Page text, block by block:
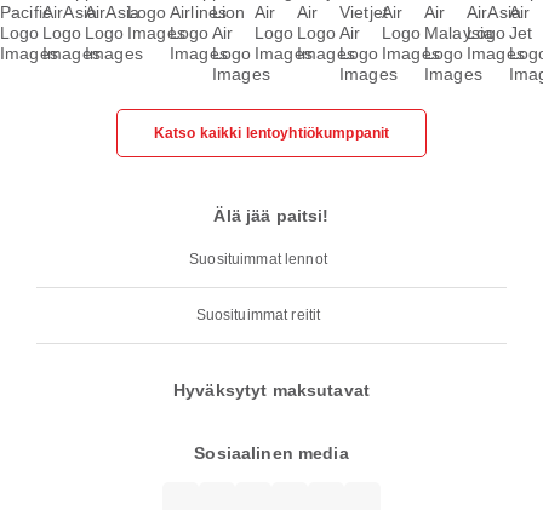
Katso kaikki lentoyhtiökumppanit
Älä jää paitsi!
Suosituimmat lennot
Suosituimmat reitit
Hyväksytyt maksutavat
Sosiaalinen media